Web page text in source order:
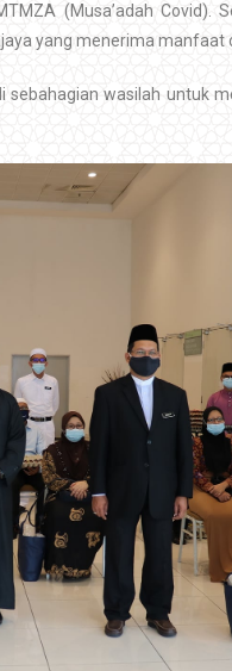
(Musa’adah Covid).
yang menerima manfaat
wasilah untuk